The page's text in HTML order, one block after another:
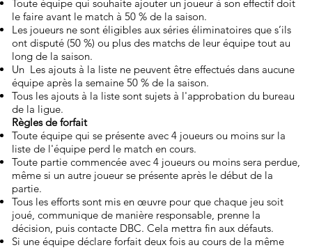
Toute équipe qui souhaite ajouter un joueur à son effectif doit
le faire avant le match à 50 % de la saison.
Les joueurs ne sont éligibles aux séries éliminatoires que s’ils
ont disputé (50 %) ou plus des matchs de leur équipe tout au
long de la saison.
Un Les ajouts à la liste ne peuvent être effectués dans aucune
équipe après la semaine 50 % de la saison.
Tous les ajouts à la liste sont sujets à l'approbation du bureau
de la ligue.
​Règles de forfait
Toute équipe qui se présente avec 4 joueurs ou moins sur la
liste de l'équipe perd le match en cours.
Toute partie commencée avec 4 joueurs ou moins sera perdue,
même si un autre joueur se présente après le début de la
partie.
Tous les efforts sont mis en œuvre pour que chaque jeu soit
joué, communique de manière responsable, prenne la
décision, puis contacte DBC. Cela mettra fin aux défauts.
Si une équipe déclare forfait deux fois au cours de la même